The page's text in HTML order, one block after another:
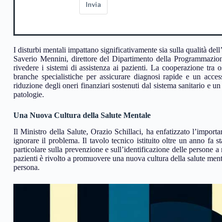
Invia
I disturbi mentali impattano significativamente sia sulla qualità
Saverio Mennini, direttore del Dipartimento della
rivedere i sistemi di assistenza ai pazienti. La cooperazione tra
branche specialistiche per assicurare diagnosi rapide e un
riduzione degli oneri finanziari sostenuti dal sistema sanitario e
patologie.
Una Nuova Cultura della Salute Mentale
Il Ministro della Salute, Orazio Schillaci, ha enfatizzato
ignorare il problema. Il tavolo tecnico istituito oltre un anno fa
particolare sulla prevenzione e sull’identificazione delle persone
pazienti è rivolto a promuovere una nuova cultura della salute
persona.